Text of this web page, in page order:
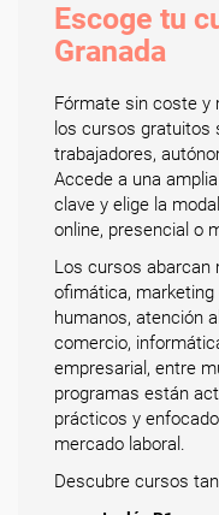
Escoge tu
Granada
Fórmate sin coste y
los cursos gratuitos
trabajadores,
Accede a una
clave y elige la
online, presencial o
Los cursos abarcan
ofimática,
humanos, atención
comercio,
empresarial, entre
programas están
prácticos y
mercado laboral.
Descubre cursos